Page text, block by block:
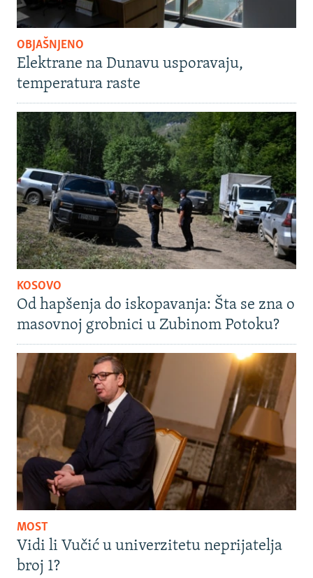
OBJAŠNJENO
Elektrane na Dunavu usporavaju,
temperatura raste
KOSOVO
Od hapšenja do iskopavanja: Šta se zna o
masovnoj grobnici u Zubinom Potoku?
MOST
Vidi li Vučić u univerzitetu neprijatelja
broj 1?